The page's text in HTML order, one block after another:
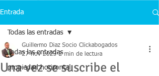
Entrada
Todas las entradas
propiedad horizontal
Todas las entradas
Una vez se suscribe el
Guillermo Diaz Socio Clickabogados
27 nov 2023 2 min de lectura